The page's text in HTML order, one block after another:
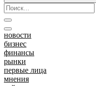
новости
бизнес
финансы
рынки
первые лица
мнения